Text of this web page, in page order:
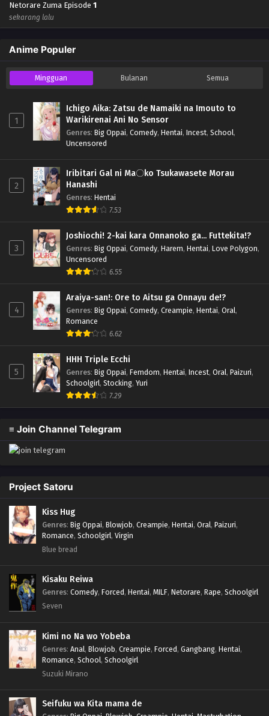
Netorare Zuma Episode 1
sekarang lalu
Anime Populer
Mingguan Bulanan Semua
1
Ichigo Aika: Zatsu de Namaiki na Imouto to
Warikirenai Ani No Sensor
Genres: Big Oppai, Comedy, Hentai, Incest, School,
Uncensored
2
Iribitari Gal ni Ma〇ko Tsukawasete Morau
Hanashi
Genres: Hentai
7.53
3
Joshiochi! 2-kai kara Onnanoko ga... Futtekita!?
Genres: Big Oppai, Comedy, Harem, Hentai, Love Polygon,
Uncensored
6.55
4
Araiya-san!: Ore to Aitsu ga Onnayu de!?
Genres: Big Oppai, Comedy, Creampie, Hentai, Oral,
Romance
6.62
5
HHH Triple Ecchi
Genres: Big Oppai, Femdom, Hentai, Incest, Oral, Paizuri,
Schoolgirl, Stocking, Yuri
7.29
≡ Join Channel Telegram
Project Satoru
Kiss Hug
Genres: Big Oppai, Blowjob, Creampie, Hentai, Oral, Paizuri,
Romance, Schoolgirl, Virgin
Blue bread
Kisaku Reiwa
Genres: Comedy, Forced, Hentai, MILF, Netorare, Rape, Schoolgirl
Seven
Kimi no Na wo Yobeba
Genres: Anal, Blowjob, Creampie, Forced, Gangbang, Hentai,
Romance, School, Schoolgirl
Suzuki Mirano
Seifuku wa Kita mama de